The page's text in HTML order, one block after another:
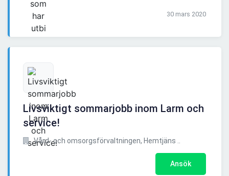
30 mars 2020
Livsviktigt sommarjobb inom Larm och
service!
Vård- och omsorgsförvaltningen, Hemtjäns ..
Ansök